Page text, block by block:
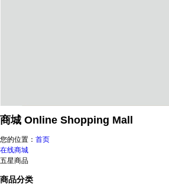
商城 Online Shopping Mall
您的位置： 首页
在线商城
五星商品
商品分类